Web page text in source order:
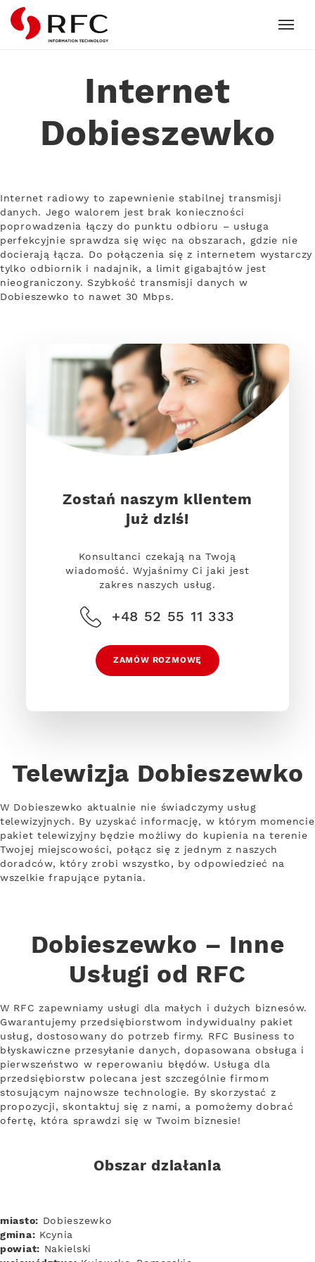
RFC
Internet
Dobieszewko
Internet radiowy to zapewnienie stabilnej transmisji
danych. Jego walorem jest brak konieczności
poprowadzenia łączy do punktu odbioru – usługa
perfekcyjnie sprawdza się więc na obszarach, gdzie nie
docierają łącza. Do połączenia się z internetem wystarczy
tylko odbiornik i nadajnik, a limit gigabajtów jest
nieograniczony. Szybkość transmisji danych w
Dobieszewko to nawet 30 Mbps.
Zostań naszym klientem
już dziś!
Konsultanci czekają na Twoją
wiadomość. Wyjaśnimy Ci jaki jest
zakres naszych usług.
+48 52 55 11 333
ZAMÓW ROZMOWĘ
Telewizja Dobieszewko
W Dobieszewko aktualnie nie świadczymy usług
telewizyjnych. By uzyskać informację, w którym momencie
pakiet telewizyjny będzie możliwy do kupienia na terenie
Twojej miejscowości, połącz się z jednym z naszych
doradców, który zrobi wszystko, by odpowiedzieć na
wszelkie frapujące pytania.
Dobieszewko – Inne
Usługi od RFC
W RFC zapewniamy usługi dla małych i dużych biznesów.
Gwarantujemy przedsiębiorstwom indywidualny pakiet
usług, dostosowany do potrzeb firmy. RFC Business to
błyskawiczne przesyłanie danych, dopasowana obsługa i
pierwszeństwo w reperowaniu błędów. Usługa dla
przedsiębiorstw polecana jest szczególnie firmom
stosującym najnowsze technologie. By skorzystać z
propozycji, skontaktuj się z nami, a pomożemy dobrać
ofertę, która sprawdzi się w Twoim biznesie!
Obszar działania
miasto: Dobieszewko
gmina: Kcynia
powiat: Nakielski